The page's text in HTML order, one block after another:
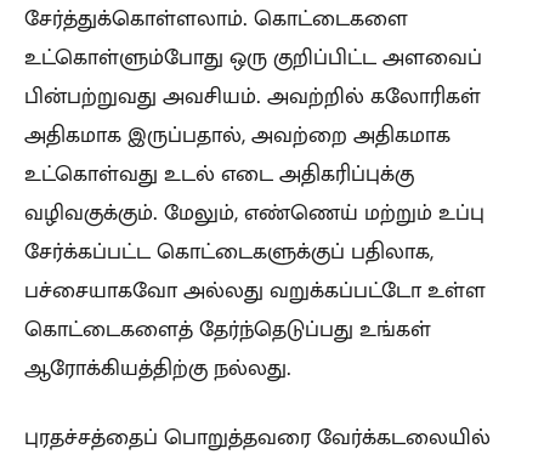
சேர்த்துக்கொள்ளலாம். கொட்டைகளை
உட்கொள்ளும்போது ஒரு குறிப்பிட்ட அளவைப்
பின்பற்றுவது அவசியம். அவற்றில் கலோரிகள்
அதிகமாக இருப்பதால், அவற்றை அதிகமாக
உட்கொள்வது உடல் எடை அதிகரிப்புக்கு
வழிவகுக்கும். மேலும், எண்ணெய் மற்றும் உப்பு
சேர்க்கப்பட்ட கொட்டைகளுக்குப் பதிலாக,
பச்சையாகவோ அல்லது வறுக்கப்பட்டோ உள்ள
கொட்டைகளைத் தேர்ந்தெடுப்பது உங்கள்
ஆரோக்கியத்திற்கு நல்லது.
புரதச்சத்தைப் பொறுத்தவரை வேர்க்கடலையில்